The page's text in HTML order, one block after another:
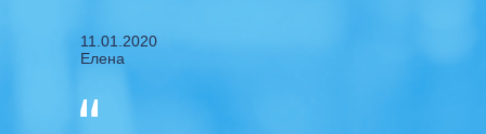
11.01.2020
Елена